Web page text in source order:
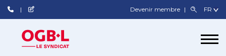
Devenir membre